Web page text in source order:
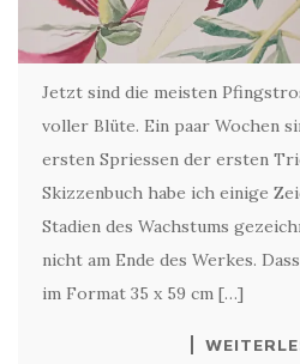
Jetzt sind die meisten
voller Blüte. Ein paar Wochen
ersten Spriessen der ersten
Skizzenbuch habe ich einige
Stadien des Wachstums
nicht am Ende des Werkes.
im Format 35 x 59 cm […]